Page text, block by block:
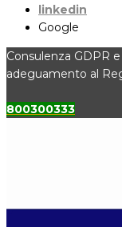
linkedin
Google
Consulenza GDPR
adeguamento al
800300333